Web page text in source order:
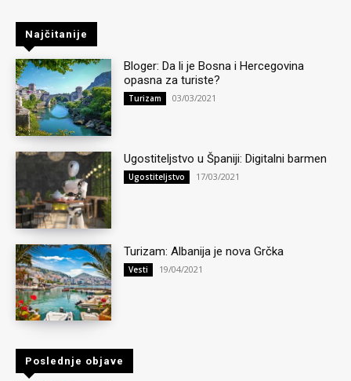
Najčitanije
Bloger: Da li je Bosna i Hercegovina
opasna za turiste?
Turizam 03/03/2021
Ugostiteljstvo u Španiji: Digitalni barmen
Ugostiteljstvo 17/03/2021
Turizam: Albanija je nova Grčka
Vesti 19/04/2021
Poslednje objave